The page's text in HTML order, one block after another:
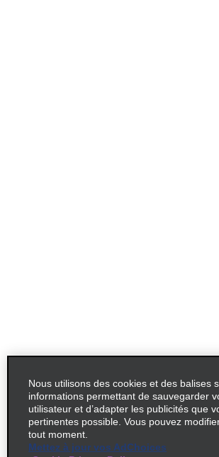
Nous utilisons des cookies et des balises
informations permettant de sauvegarder
utilisateur et d’adapter les publicités que
pertinentes possible. Vous pouvez
tout moment.
Mettez à jour vos AdChoices